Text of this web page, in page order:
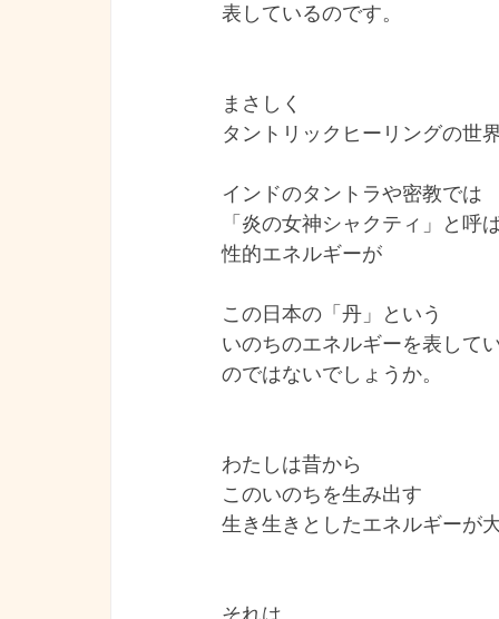
表しているのです。
まさしく
タントリックヒーリングの世
インドのタントラや密教では
「炎の女神シャクティ」と呼
性的エネルギーが
この日本の「丹」という
いのちのエネルギーを表して
のではないでしょうか。
わたしは昔から
このいのちを生み出す
生き生きとしたエネルギーが